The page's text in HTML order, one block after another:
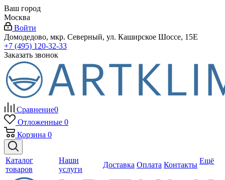
Ваш город
Москва
Войти
Домодедово, мкр. Северный, ул. Каширское Шоссе, 15Е
+7 (495) 120-32-33
Заказать звонок
Сравнение0
Отложенные 0
Корзина 0
Каталог
товаров
Наши
услуги
Доставка Оплата Контакты Ещё